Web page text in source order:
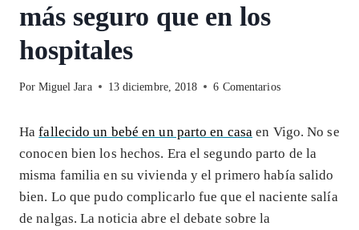
más seguro que en los
hospitales
Por Miguel Jara 13 diciembre, 2018 6 Comentarios
Hafallecido un bebé en un parto en casa en Vigo. No se
conocen bien los hechos. Era el segundo parto de la
misma familia en su vivienda y el primero había salido
bien. Lo que pudo complicarlo fue que el naciente salía
de nalgas. La noticia abre el debate sobre la